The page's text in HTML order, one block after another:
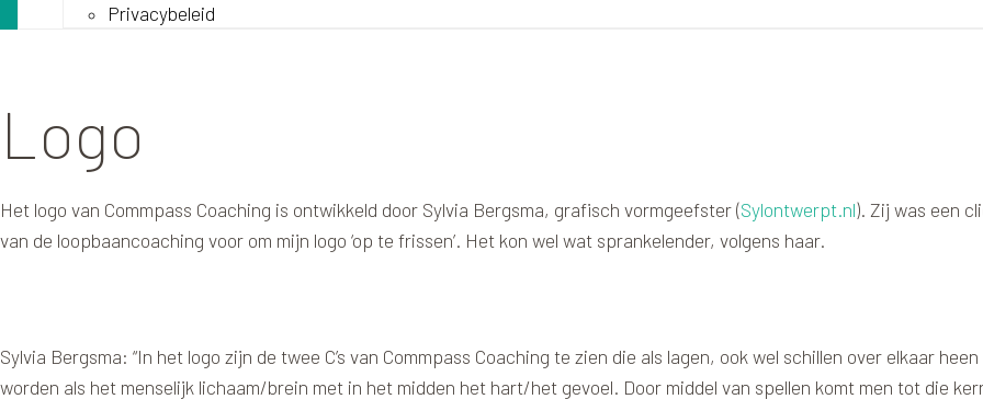
Privacybeleid
Logo
Het logo van Commpass Coaching is ontwikkeld door Sylvia Bergsma, grafisch vormgeefster (Sylontwerpt.nl). Zij was een
van de loopbaancoaching voor om mijn logo ‘op te frissen’. Het kon wel wat sprankelender, volgens haar.
Sylvia Bergsma: “In het logo zijn de twee C’s van Commpass Coaching te zien die als lagen, ook wel schillen over elkaar
worden als het menselijk lichaam/brein met in het midden het hart/het gevoel. Door middel van spellen komt men tot die